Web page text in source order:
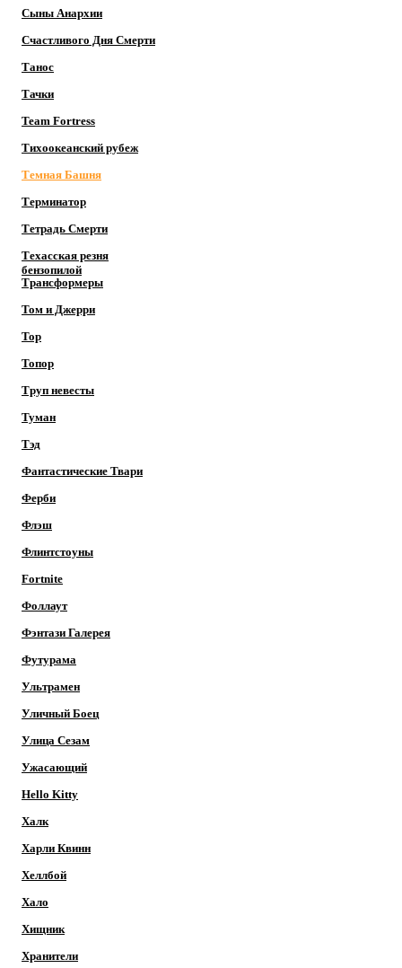
Сыны Анархии
Счастливого Дня Смерти
Танос
Тачки
Team Fortress
Тихоокеанский рубеж
Темная Башня
Терминатор
Тетрадь Смерти
Техасская резня
бензопилой
Трансформеры
Том и Джерри
Тор
Топор
Труп невесты
Туман
Тэд
Фантастические Твари
Ферби
Флэш
Флинтстоуны
Fortnite
Фоллаут
Фэнтази Галерея
Футурама
Ультрамен
Уличный Боец
Улица Сезам
Ужасающий
Hello Kitty
Халк
Харли Квинн
Хеллбой
Хало
Хищник
Хранители